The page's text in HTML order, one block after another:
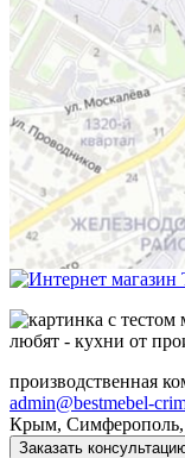
любят - кухни от
производственная
admin@bestmebel-
Крым, Симферополь,
Заказать